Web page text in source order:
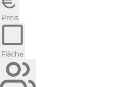
Preis
Fläche